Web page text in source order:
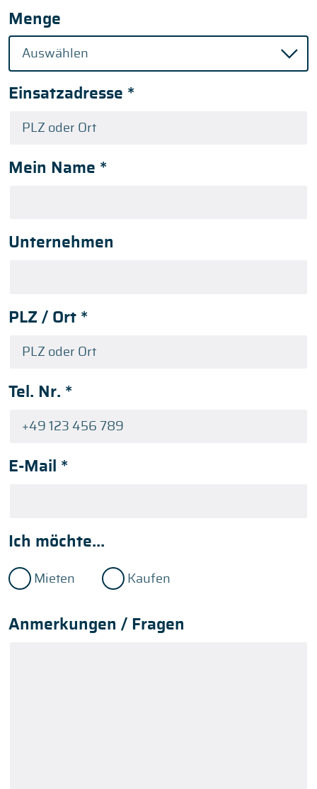
Menge
Einsatzadresse *
Mein Name *
Unternehmen
PLZ / Ort *
Tel. Nr. *
E-Mail *
Ich möchte...
Mieten Kaufen
Anmerkungen / Fragen